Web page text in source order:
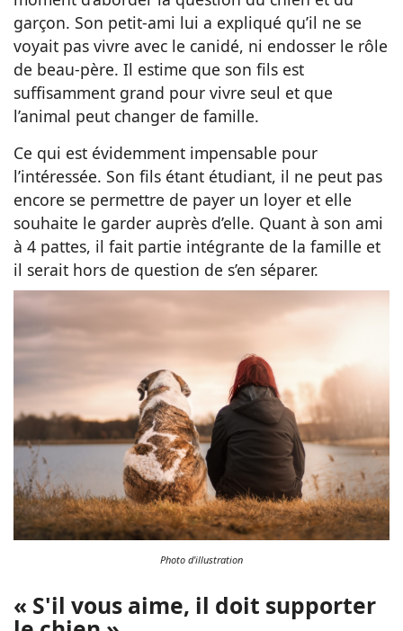
garçon. Son petit-ami lui a expliqué qu’il ne se
voyait pas vivre avec le canidé, ni endosser le rôle
de beau-père. Il estime que son fils est
suffisamment grand pour vivre seul et que
l’animal peut changer de famille.
Ce qui est évidemment impensable pour
l’intéressée. Son fils étant étudiant, il ne peut pas
encore se permettre de payer un loyer et elle
souhaite le garder auprès d’elle. Quant à son ami
à 4 pattes, il fait partie intégrante de la famille et
il serait hors de question de s’en séparer.
Photo d'illustration
« S'il vous aime, il doit supporter